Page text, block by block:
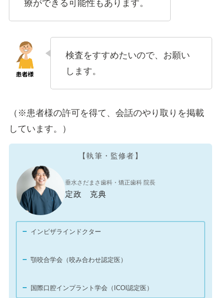
療ができる可能性もあります。
検査をすすめたいので、お願い
します。
（※患者様の許可を得て、会話のやり取りを掲載
しています。）
【執筆・監修者】
垂水さだまさ歯科・矯正歯科 院長
定政 克典
インビザラインドクター
顎咬合学会（咬み合わせ認定医）
国際口腔インプラント学会（ICOI認定医）